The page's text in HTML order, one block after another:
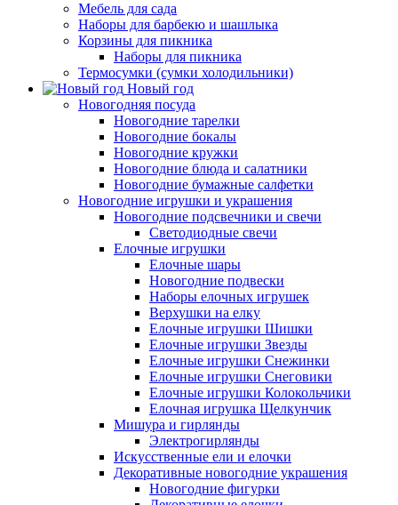
Мебель для сада
Наборы для барбекю и шашлыка
Корзины для пикника
Наборы для пикника
Термосумки (сумки холодильники)
Новый год
Новогодняя посуда
Новогодние тарелки
Новогодние бокалы
Новогодние кружки
Новогодние блюда и салатники
Новогодние бумажные салфетки
Новогодние игрушки и украшения
Новогодние подсвечники и свечи
Светодиодные свечи
Елочные игрушки
Елочные шары
Новогодние подвески
Наборы елочных игрушек
Верхушки на елку
Елочные игрушки Шишки
Елочные игрушки Звезды
Елочные игрушки Снежинки
Елочные игрушки Снеговики
Елочные игрушки Колокольчики
Елочная игрушка Щелкунчик
Мишура и гирлянды
Электрогирлянды
Искусственные ели и елочки
Декоративные новогодние украшения
Новогодние фигурки